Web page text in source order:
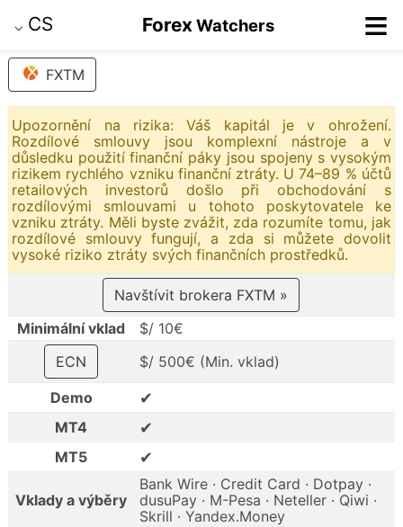
⌵ CS ForexWatchers ≡
FXTM
Upozornění na rizika: Váš kapitál je v ohrožení.
Rozdílové smlouvy jsou komplexní nástroje a v
důsledku použití finanční páky jsou spojeny s vysokým
rizikem rychlého vzniku finanční ztráty. U 74–89 % účtů
retailových investorů došlo při obchodování s
rozdílovými smlouvami u tohoto poskytovatele ke
vzniku ztráty. Měli byste zvážit, zda rozumíte tomu, jak
rozdílové smlouvy fungují, a zda si můžete dovolit
vysoké riziko ztráty svých finančních prostředků.
Navštívit brokera FXTM »
Minimální vklad
$/ 10€
ECN
$/ 500€ (Min. vklad)
Demo
✔
MT4 ✔
MT5 ✔
Vklady a výběry
Bank Wire · Credit Card · Dotpay ·
dusuPay · M-Pesa · Neteller · Qiwi ·
Skrill · Yandex.Money